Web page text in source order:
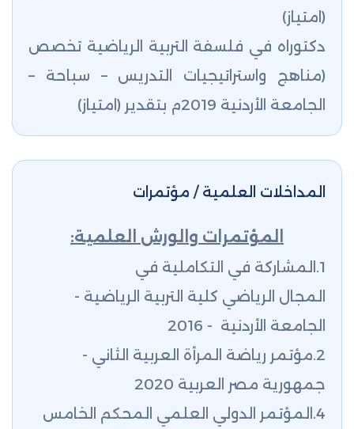
(امتياز)
دكتوراه في فلسفة التربية الرياضية تخصص
(مناهج واستراتيجيات التدريس – سباحة –
الجامعة الأردنية 2019م بتقدير (امتياز)
المداخلات العلمية / مؤتمرات
المؤتمرات والورش العلمية:
1.المشاركة في التكاملية في
المجال الرياضي كلية التربية الرياضية -
الجامعة الأردنية - 2016
2.مؤتمر رياضة المرأة العربية الثاني -
جمهورية مصر العربية 2020
4.المؤتمر الدولي العلمي المحكم الخامس